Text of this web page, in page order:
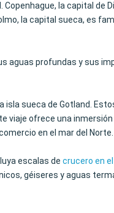
la capital de
la capital sueca, es
aguas profundas y sus
isla sueca de Gotland.
viaje ofrece una inmersión
en el mar del Norte.
escalas de crucero en
géiseres y aguas